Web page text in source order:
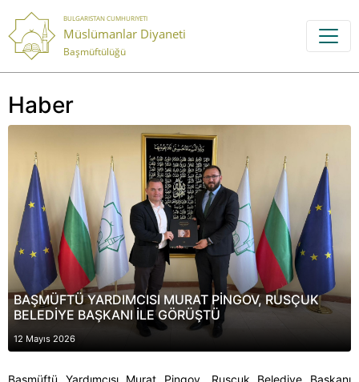
BULGARISTAN CUMHURIYETI
Müslümanlar Diyaneti
Başmüftülüğü
Haber
BAŞMÜFTÜ YARDIMCISI MURAT PİNGOV, RUSÇUK
BELEDİYE BAŞKANI İLE GÖRÜŞTÜ
12 Mayıs 2026